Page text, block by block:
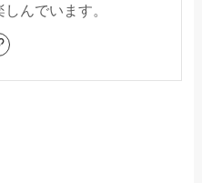
んでいます。